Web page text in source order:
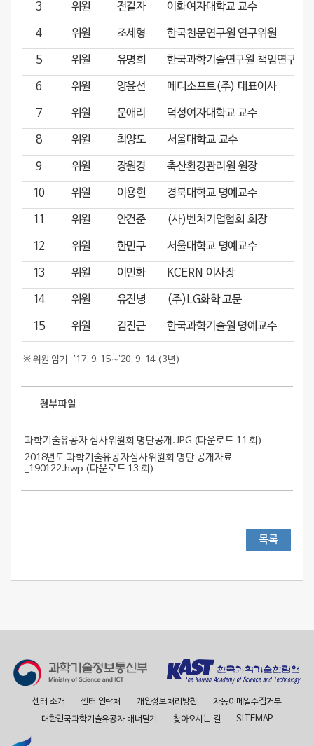
3 위원 전길자 이화여자대학교 교수
4 위원 조세형 한국천문연구원 연구위원
5 위원 유명희 한국과학기술연구원 책임연구원
6 위원 양윤선 메디소프트(주) 대표이사
7 위원 문애리 덕성여자대학교 교수
8 위원 최양도 서울대학교 교수
9 위원 장원경 축산환경관리원 원장
10 위원 이용현 경북대학교 명예교수
11 위원 안건준 (사)벤처기업협회 회장
12 위원 한민구 서울대학교 명예교수
13 위원 이민화 KCERN 이사장
14 위원 유진녕 (주)LG화학 고문
15 위원 김진근 한국과학기술원 명예교수
※ 위원 임기 : ’17. 9. 15∼’20. 9. 14 (3년)
첨부파일
과학기술유공자 심사위원회 명단공개.JPG (다운로드 11 회 )
2018년도 과학기술유공자심사위원회 명단 공개자료
_190122.hwp (다운로드 13 회 )
목록
센터 소개 센터 연락처 개인정보처리방침
자동이메일수집거부
대한민국과학기술유공자 배너달기
찾아오시는 길 SITEMAP